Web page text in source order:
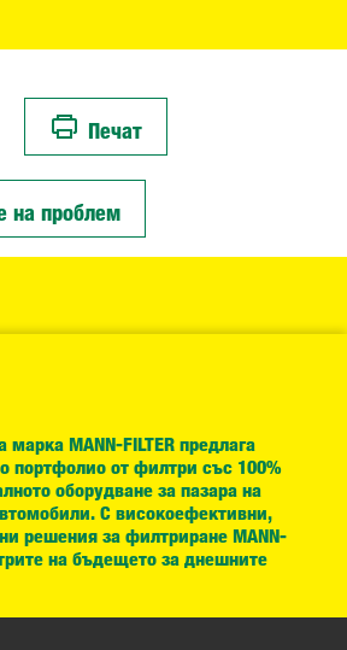
Печат
на проблем
марка MANN-FILTER предлага
портфолио от филтри със 100%
оборудване за пазара на
С високоефективни,
решения за филтриране MANN-
на бъдещето за днешните